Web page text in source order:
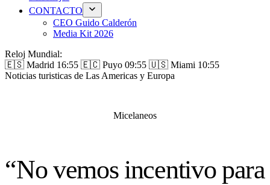
CONTACTO
CEO Guido Calderón
Media Kit 2026
Reloj Mundial:
🇪🇸 Madrid 16:55 🇪🇨 Puyo 09:55 🇺🇸 Miami 10:55
Noticias turisticas de Las Americas y Europa
Micelaneos
“No vemos incentivo para